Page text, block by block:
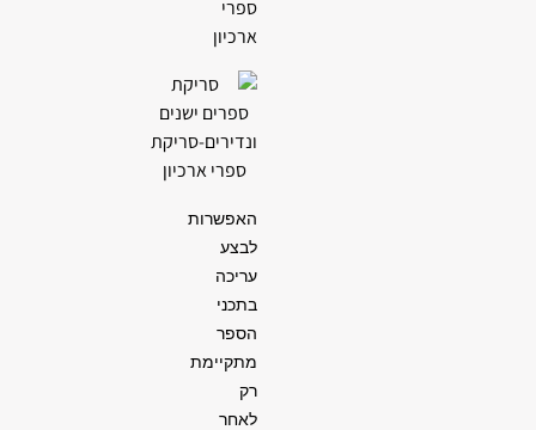
ספרי
ארכיון
האפשרות
לבצע
עריכה
בתכני
הספר
מתקיימת
רק
לאחר